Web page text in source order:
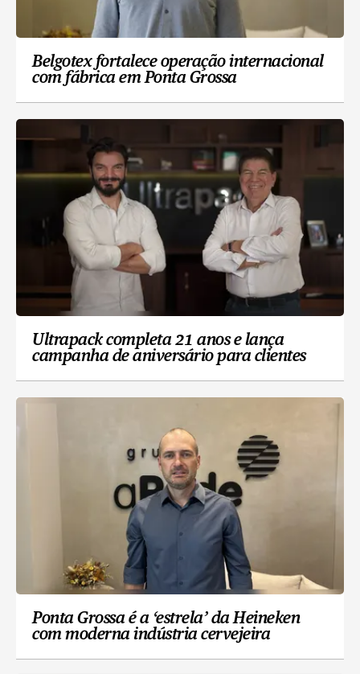
Belgotex fortalece operação internacional
com fábrica em Ponta Grossa
Ultrapack completa 21 anos e lança
campanha de aniversário para clientes
Ponta Grossa é a ‘estrela’ da Heineken
com moderna indústria cervejeira